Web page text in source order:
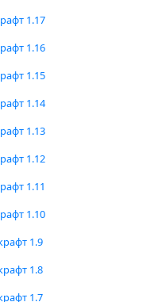
1.17
1.16
1.15
1.14
1.13
1.12
1.11
1.10
1.9
1.8
1.7